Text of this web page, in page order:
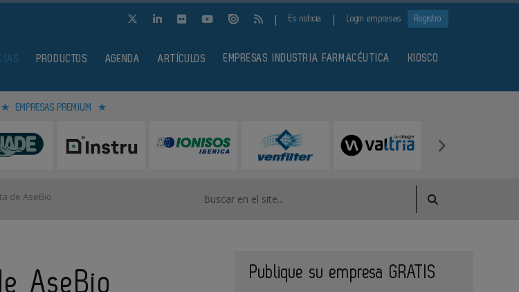
| Es noticia | Login empresas Registro
PRODUCTOS AGENDA ARTÍCULOS EMPRESAS INDUSTRIA FARMACÉUTICA KIOSCO
EMPRESAS PREMIUM
de AseBio
AseBio Publique su empresa GRATIS